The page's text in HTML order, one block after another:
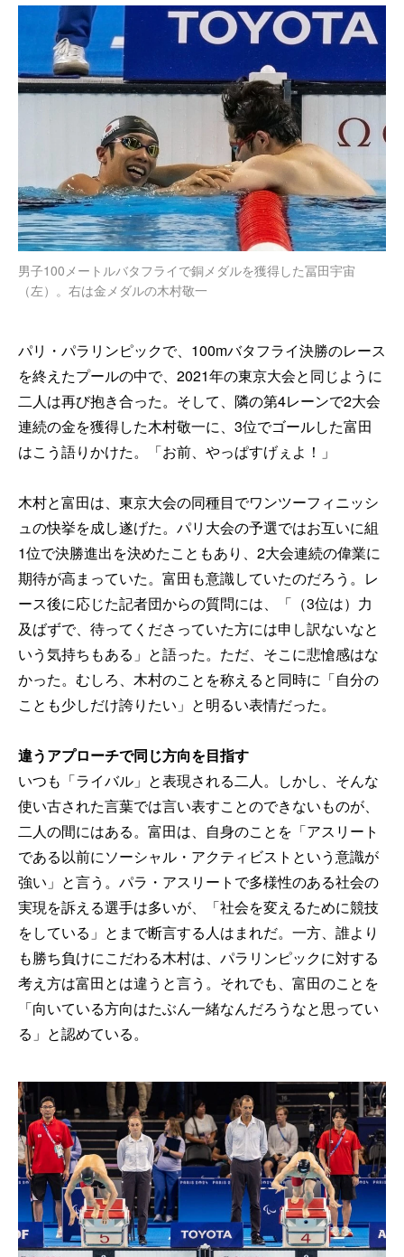
男子100メートルバタフライで銅メダルを獲得した冨田宇宙
（左）。右は金メダルの木村敬一
パリ・パラリンピックで、100mバタフライ決勝のレース
を終えたプールの中で、2021年の東京大会と同じように
二人は再び抱き合った。そして、隣の第4レーンで2大会
連続の金を獲得した木村敬一に、3位でゴールした富田
はこう語りかけた。「お前、やっぱすげぇよ！」
木村と富田は、東京大会の同種目でワンツーフィニッシ
ュの快挙を成し遂げた。パリ大会の予選ではお互いに組
1位で決勝進出を決めたこともあり、2大会連続の偉業に
期待が高まっていた。富田も意識していたのだろう。レ
ース後に応じた記者団からの質問には、「（3位は）力
及ばずで、待ってくださっていた方には申し訳ないなと
いう気持ちもある」と語った。ただ、そこに悲愴感はな
かった。むしろ、木村のことを称えると同時に「自分の
ことも少しだけ誇りたい」と明るい表情だった。
違うアプローチで同じ方向を目指す
いつも「ライバル」と表現される二人。しかし、そんな
使い古された言葉では言い表すことのできないものが、
二人の間にはある。富田は、自身のことを「アスリート
である以前にソーシャル・アクティビストという意識が
強い」と言う。パラ・アスリートで多様性のある社会の
実現を訴える選手は多いが、「社会を変えるために競技
をしている」とまで断言する人はまれだ。一方、誰より
も勝ち負けにこだわる木村は、パラリンピックに対する
考え方は富田とは違うと言う。それでも、富田のことを
「向いている方向はたぶん一緒なんだろうなと思ってい
る」と認めている。